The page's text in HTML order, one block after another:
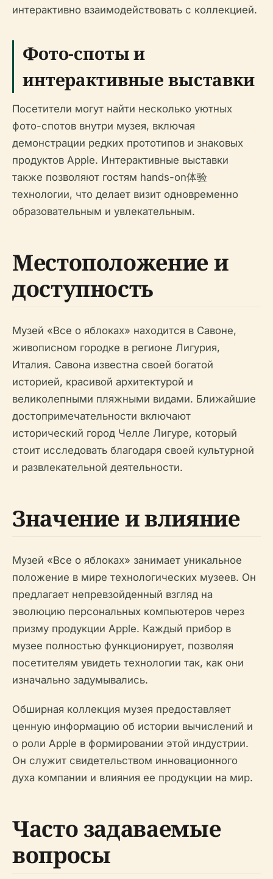
интерактивно взаимодействовать с коллекцией.
Фото-споты и
интерактивные выставки
Посетители могут найти несколько уютных
фото-спотов внутри музея, включая
демонстрации редких прототипов и знаковых
продуктов Apple. Интерактивные выставки
также позволяют гостям hands-on体验
технологии, что делает визит одновременно
образовательным и увлекательным.
Местоположение и
доступность
Музей «Все о яблоках» находится в Савоне,
живописном городке в регионе Лигурия,
Италия. Савона известна своей богатой
историей, красивой архитектурой и
великолепными пляжными видами. Ближайшие
достопримечательности включают
исторический город Челле Лигуре, который
стоит исследовать благодаря своей культурной
и развлекательной деятельности.
Значение и влияние
Музей «Все о яблоках» занимает уникальное
положение в мире технологических музеев. Он
предлагает непревзойденный взгляд на
эволюцию персональных компьютеров через
призму продукции Apple. Каждый прибор в
музее полностью функционирует, позволяя
посетителям увидеть технологии так, как они
изначально задумывались.
Обширная коллекция музея предоставляет
ценную информацию об истории вычислений и
о роли Apple в формировании этой индустрии.
Он служит свидетельством инновационного
духа компании и влияния ее продукции на мир.
Часто задаваемые
вопросы